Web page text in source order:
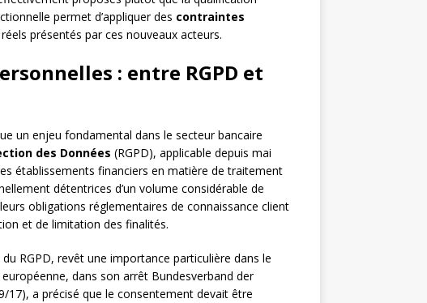
permet d’appliquer des contraintes
présentés par ces nouveaux acteurs.
: entre RGPD et
un enjeu fondamental dans le secteur bancaire
des Données (RGPD), applicable depuis mai
établissements financiers en matière de traitement
détentrices d’un volume considérable de
obligations réglementaires de connaissance client
et de limitation des finalités.
RGPD, revêt une importance particulière dans le
dans son arrêt Bundesverband der
17), a précisé que le consentement devait être